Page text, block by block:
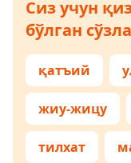
Сиз учун
бўлган
қатъий
жиу-жицу
тилхат